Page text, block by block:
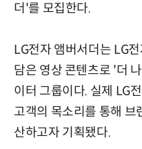
더'를 모집한다.
LG전자 앰버서더는 LG
담은 영상 콘텐츠로 '더
이터 그룹이다. 실제 LG
고객의 목소리를 통해 브
산하고자 기획됐다.